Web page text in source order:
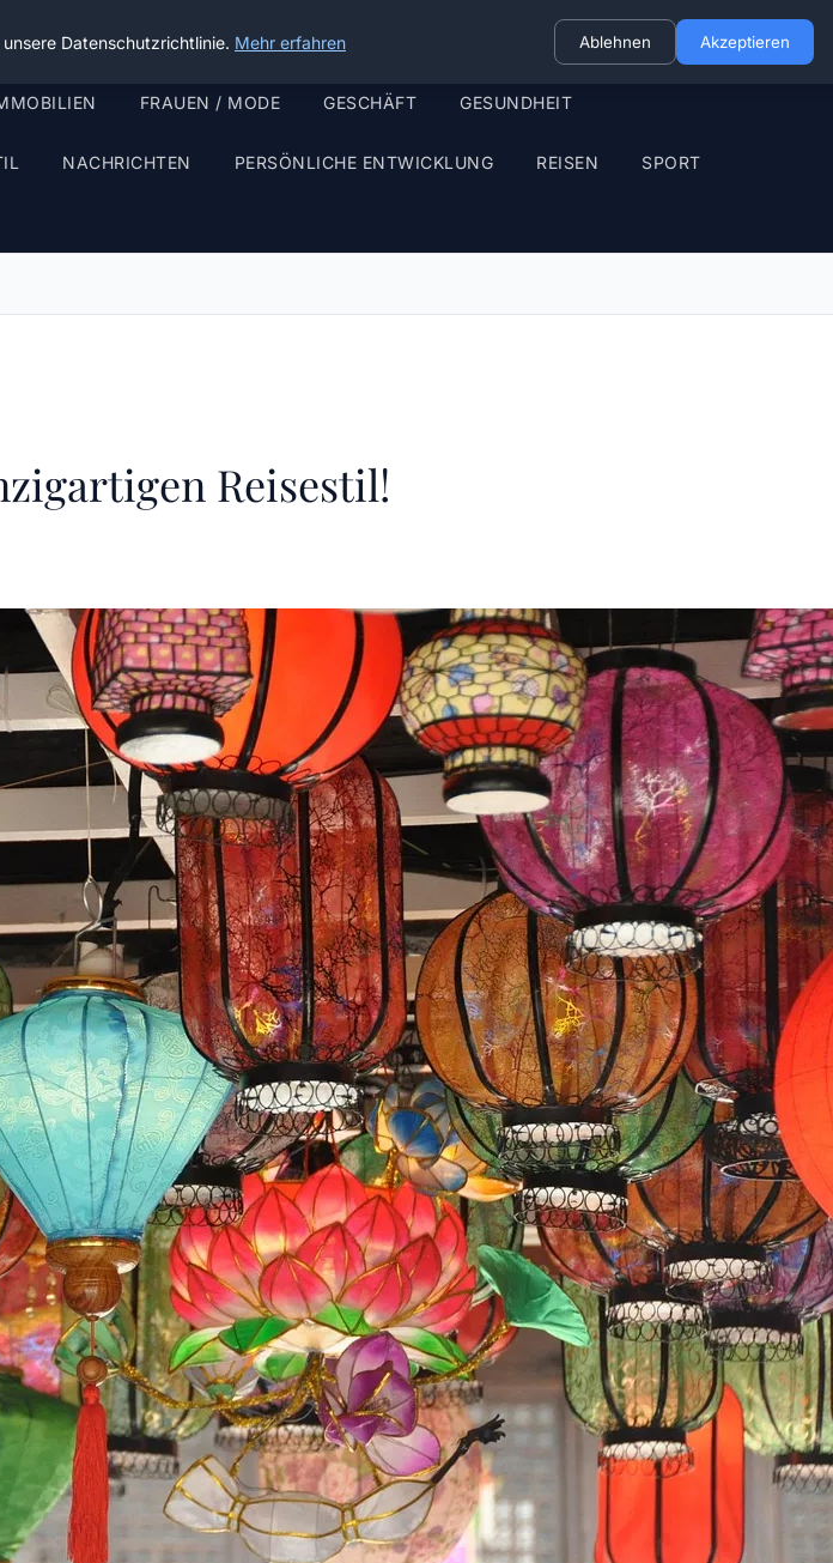
FRAUEN / MODE GESCHÄFT GESUNDHEIT
NACHRICHTEN PERSÖNLICHE ENTWICKLUNG REISEN SPORT
Reisestil!
Datenschutzrichtlinie. Mehr erfahren Ablehnen Akzeptieren